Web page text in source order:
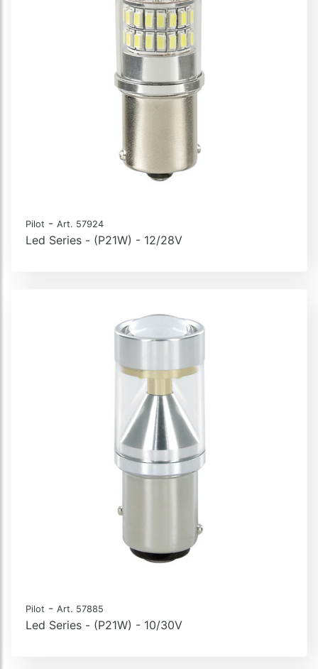
Pilot - Art. 57924
Led Series - (P21W) - 12/28V
Pilot - Art. 57885
Led Series - (P21W) - 10/30V